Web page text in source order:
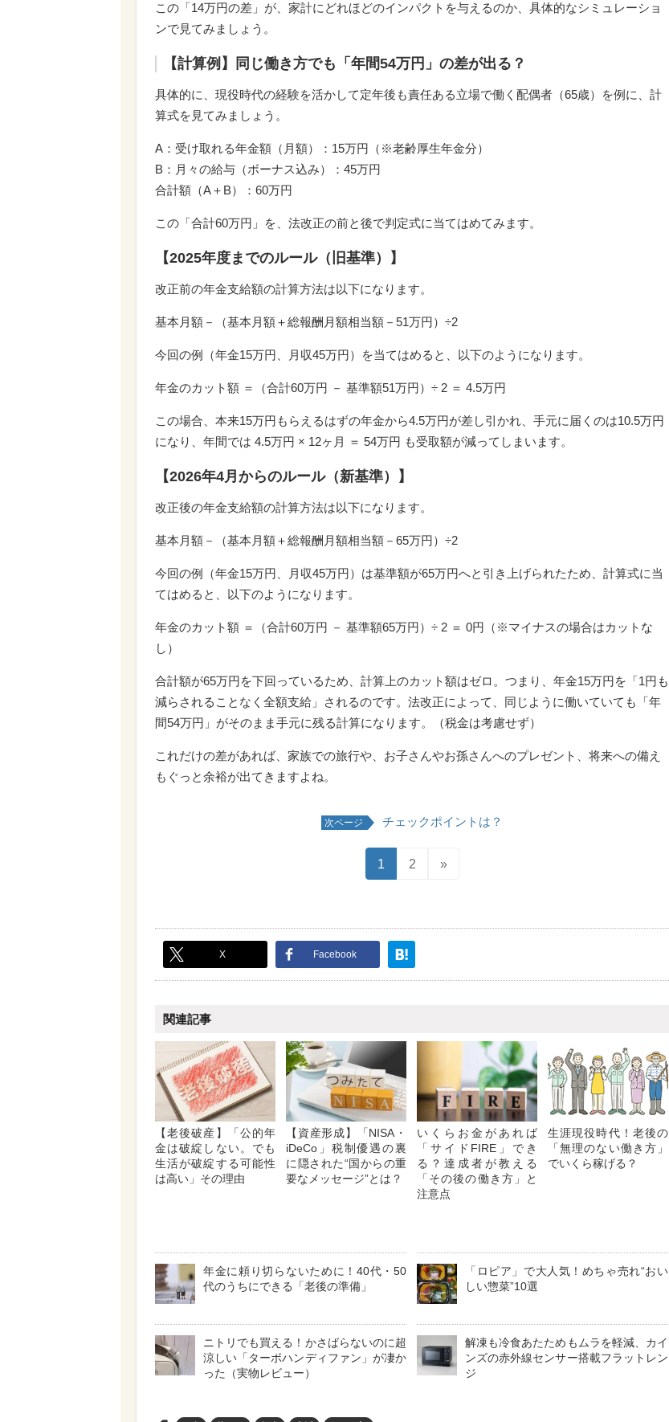
この「14万円の差」が、家計にどれほどのインパクトを与えるのか、具体的なシミュレーショ
ンで見てみましょう。
【計算例】同じ働き方でも「年間54万円」の差が出る？
具体的に、現役時代の経験を活かして定年後も責任ある立場で働く配偶者（65歳）を例に、計
算式を見てみましょう。
A：受け取れる年金額（月額）：15万円（※老齢厚生年金分）
B：月々の給与（ボーナス込み）：45万円
合計額（A＋B）：60万円
この「合計60万円」を、法改正の前と後で判定式に当てはめてみます。
【2025年度までのルール（旧基準）】
改正前の年金支給額の計算方法は以下になります。
基本月額－（基本月額＋総報酬月額相当額－51万円）÷2
今回の例（年金15万円、月収45万円）を当てはめると、以下のようになります。
年金のカット額 ＝（合計60万円 － 基準額51万円）÷ 2 ＝ 4.5万円
この場合、本来15万円もらえるはずの年金から4.5万円が差し引かれ、手元に届くのは10.5万円
になり、年間では 4.5万円 × 12ヶ月 ＝ 54万円 も受取額が減ってしまいます。
【2026年4月からのルール（新基準）】
改正後の年金支給額の計算方法は以下になります。
基本月額－（基本月額＋総報酬月額相当額－65万円）÷2
今回の例（年金15万円、月収45万円）は基準額が65万円へと引き上げられたため、計算式に当
てはめると、以下のようになります。
年金のカット額 ＝（合計60万円 － 基準額65万円）÷ 2 ＝ 0円（※マイナスの場合はカットな
し）
合計額が65万円を下回っているため、計算上のカット額はゼロ。つまり、年金15万円を「1円も
減らされることなく全額支給」されるのです。法改正によって、同じように働いていても「年
間54万円」がそのまま手元に残る計算になります。（税金は考慮せず）
これだけの差があれば、家族での旅行や、お子さんやお孫さんへのプレゼント、将来への備え
もぐっと余裕が出てきますよね。
次ページ チェックポイントは？
1 2 »
X Facebook
関連記事
【老後破産】「公的年
金は破綻しない。でも
生活が破綻する可能性
は高い」その理由
【資産形成】「NISA・
iDeCo」税制優遇の裏
に隠された“国からの重
要なメッセージ”とは？
いくらお金があれば
「サイドFIRE」でき
る？達成者が教える
「その後の働き方」と
注意点
生涯現役時代！老後の
「無理のない働き方」
でいくら稼げる？
年金に頼り切らないために！40代・50
代のうちにできる「老後の準備」
「ロピア」で大人気！めちゃ売れ“おい
しい惣菜”10選
ニトリでも買える！かさばらないのに超
涼しい「ターボハンディファン」が凄か
った（実物レビュー）
解凍も冷食あたためもムラを軽減、カイ
ンズの赤外線センサー搭載フラットレン
ジ